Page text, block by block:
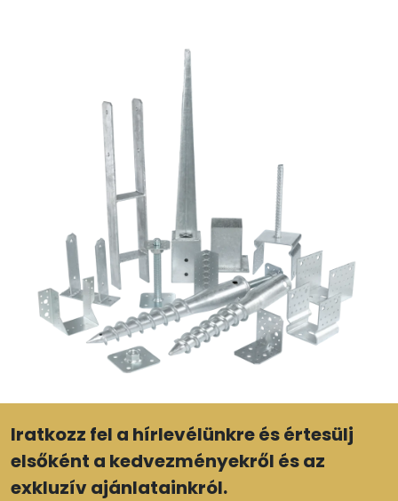
Iratkozz fel a hírlevélünkre és értesülj
elsőként a kedvezményekről és az
exkluzív ajánlatainkról.